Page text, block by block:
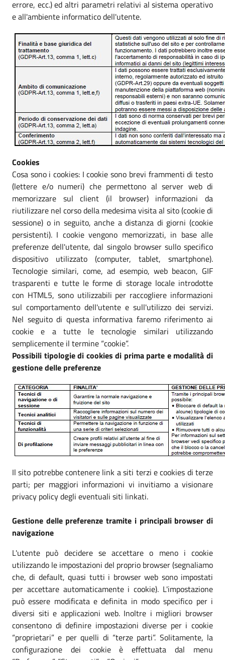
errore, ecc.) ed altri parametri relativi al sistema operativo
e all'ambiente informatico dell'utente.
Cookies
Cosa sono i cookies: I cookie sono brevi frammenti di testo
(lettere e/o numeri) che permettono al server web di
memorizzare sul client (il browser) informazioni da
riutilizzare nel corso della medesima visita al sito (cookie di
sessione) o in seguito, anche a distanza di giorni (cookie
persistenti). I cookie vengono memorizzati, in base alle
preferenze dell'utente, dal singolo browser sullo specifico
dispositivo utilizzato (computer, tablet, smartphone).
Tecnologie similari, come, ad esempio, web beacon, GIF
trasparenti e tutte le forme di storage locale introdotte
con HTML5, sono utilizzabili per raccogliere informazioni
sul comportamento dell'utente e sull'utilizzo dei servizi.
Nel seguito di questa informativa faremo riferimento ai
cookie e a tutte le tecnologie similari utilizzando
semplicemente il termine “cookie”.
Possibili tipologie di cookies di prima parte e modalità di
gestione delle preferenze
Il sito potrebbe contenere link a siti terzi e cookies di terze
parti; per maggiori informazioni vi invitiamo a visionare
privacy policy degli eventuali siti linkati.
Gestione delle preferenze tramite i principali browser di
navigazione
L'utente può decidere se accettare o meno i cookie
utilizzando le impostazioni del proprio browser (segnaliamo
che, di default, quasi tutti i browser web sono impostati
per accettare automaticamente i cookie). L'impostazione
può essere modificata e definita in modo specifico per i
diversi siti e applicazioni web. Inoltre i migliori browser
consentono di definire impostazioni diverse per i cookie
“proprietari” e per quelli di “terze parti”. Solitamente, la
configurazione dei cookie è effettuata dal menu